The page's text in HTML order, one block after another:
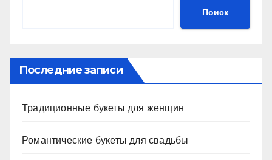
Поиск
Последние записи
Традиционные букеты для женщин
Романтические букеты для свадьбы